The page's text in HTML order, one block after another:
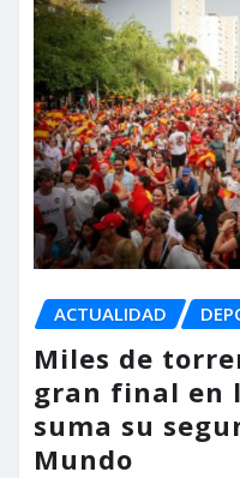
ACTUALIDAD
Miles de
gran final en
suma su
Mundo